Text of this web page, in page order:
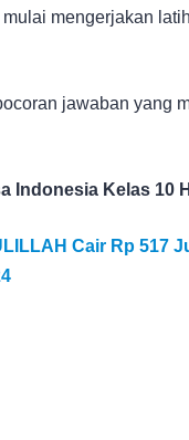
mengerjakan
jawaban yang
Indonesia Kelas 10
Cair Rp 517